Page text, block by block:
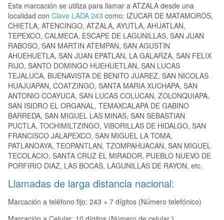
Esta marcación se utiliza para llamar a ATZALA desde una
localidad con Clave LADA 243 como: IZUCAR DE MATAMOROS,
CHIETLA, ATENCINGO, ATZALA, AYUTLA, AHUATLAN,
TEPEXCO, CALMECA, ESCAPE DE LAGUNILLAS, SAN JUAN
RABOSO, SAN MARTIN ATEMPAN, SAN AGUSTIN
AHUEHUETLA, SAN JUAN EPATLAN, LA GALARZA, SAN FELIX
RIJO, SANTO DOMINGO HUEHUETLAN, SAN LUCAS
TEJALUCA, BUENAVISTA DE BENITO JUAREZ, SAN NICOLAS
HUAJUAPAN, COATZINGO, SANTA MARIA XUCHAPA, SAN
ANTONIO COAYUCA, SAN LUCAS COLUCAN, ZOLONQUIAPA,
SAN ISIDRO EL ORGANAL, TEMAXCALAPA DE GABINO
BARREDA, SAN MIGUEL LAS MINAS, SAN SEBASTIAN
PUCTLA, TOCHIMILTZINGO, VIBORILLAS DE HIDALGO, SAN
FRANCISCO JALAPEXCO, SAN MIGUEL LA TOMA,
PATLANOAYA, TEOPANTLAN, TZOMPAHUACAN, SAN MIGUEL
TECOLACIO, SANTA CRUZ EL MIRADOR, PUEBLO NUEVO DE
PORFIRIO DIAZ, LAS BOCAS, LAGUNILLAS DE RAYON, etc.
Llamadas de larga distancia nacional:
Marcación a teléfono fijo: 243 + 7 dígitos (Número telefónico)